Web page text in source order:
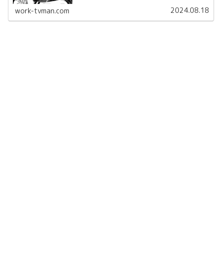
work-tvman.com 2024.08.18